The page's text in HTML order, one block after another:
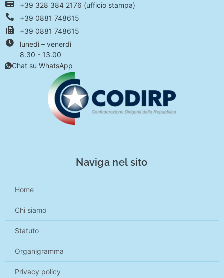
+39 328 384 2176 (ufficio stampa)
+39 0881 748615
+39 0881 748615
lunedì – venerdì
8.30 - 13.00
Chat su WhatsApp
Naviga nel sito
Home
Chi siamo
Statuto
Organigramma
Privacy policy